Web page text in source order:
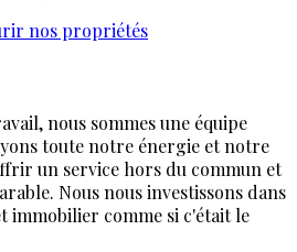
nos propriétés
nous sommes une équipe
toute notre énergie et notre
un service hors du commun et
Nous nous investissons dans
immobilier comme si c'était le